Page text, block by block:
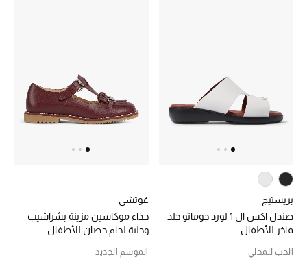
بريستيج
صندل اكس ال 1 لورد جوماتو جلد
فاخر للأطفال
الحب للمحلي
غوتشي
حذاء موكاسين مزينة بشراشيب
وحلية لجام حصان للأطفال
الموسم الجديد